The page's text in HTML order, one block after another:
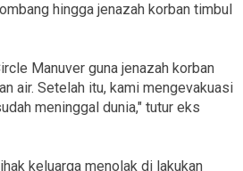
hingga jenazah korban timbul
Manuver guna jenazah korban
air. Setelah itu, kami mengevakuasi
meninggal dunia," tutur eks
keluarga menolak di lakukan